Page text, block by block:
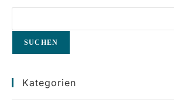
SUCHEN
Kategorien